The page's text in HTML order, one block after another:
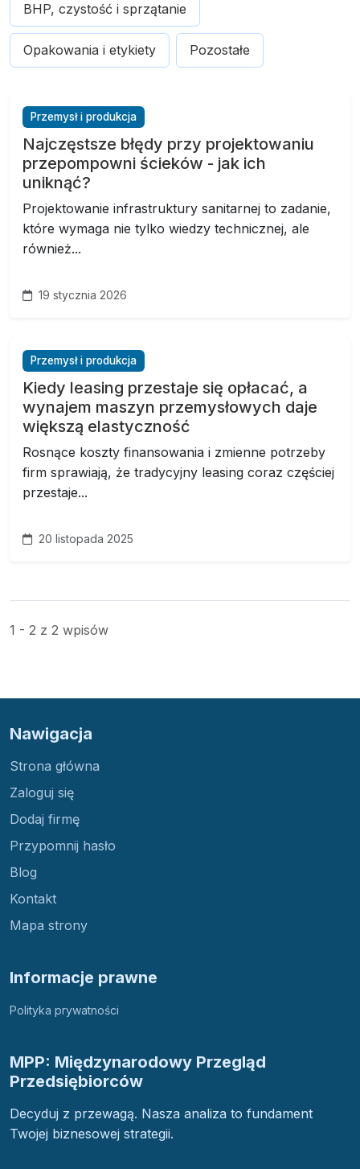
BHP, czystość i sprzątanie
Opakowania i etykiety Pozostałe
Przemysł i produkcja
Najczęstsze błędy przy projektowaniu
przepompowni ścieków - jak ich
uniknąć?
Projektowanie infrastruktury sanitarnej to zadanie,
które wymaga nie tylko wiedzy technicznej, ale
również...
19 stycznia 2026
Przemysł i produkcja
Kiedy leasing przestaje się opłacać, a
wynajem maszyn przemysłowych daje
większą elastyczność
Rosnące koszty finansowania i zmienne potrzeby
firm sprawiają, że tradycyjny leasing coraz częściej
przestaje...
20 listopada 2025
1 - 2 z 2 wpisów
Nawigacja
Strona główna
Zaloguj się
Dodaj firmę
Przypomnij hasło
Blog
Kontakt
Mapa strony
Informacje prawne
Polityka prywatności
MPP: Międzynarodowy Przegląd
Przedsiębiorców
Decyduj z przewagą. Nasza analiza to fundament
Twojej biznesowej strategii.